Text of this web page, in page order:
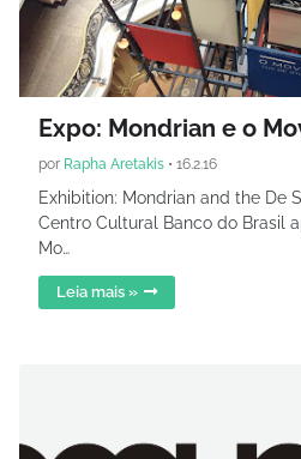
Expo: Mondrian e o
por Rapha Aretakis • 16.2.16
Exhibition: Mondrian and the
Centro Cultural Banco do Brasil
Mo…
Leia mais »